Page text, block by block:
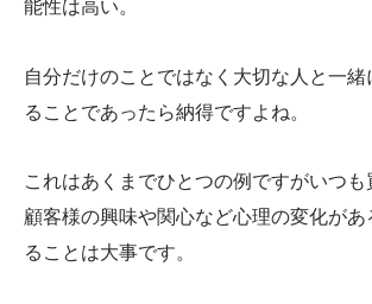
能性は高い。
自分だけのことではなく大切な人と一
ることであったら納得ですよね。
これはあくまでひとつの例ですがいつも
顧客様の興味や関心など心理の変化が
ることは大事です。